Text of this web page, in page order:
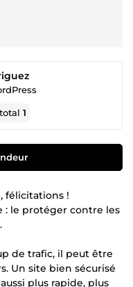
total1
félicitations !
: le protéger contre les
de trafic, il peut être
Un site bien sécurisé
plus rapide, plus